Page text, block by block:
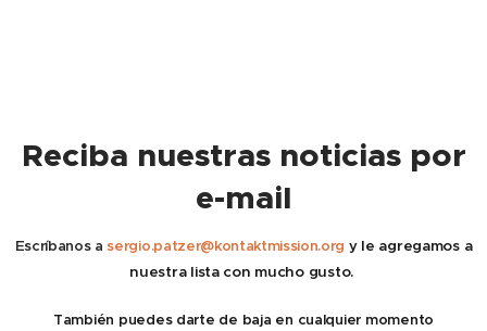
Reciba nuestras noticias por
e-mail
Escríbanos a sergio.patzer@kontaktmission.org yle agregamos a
nuestra lista con mucho gusto.
También puedes darte de baja en cualquier momento